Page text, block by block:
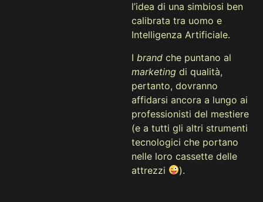
l’idea di una simbiosi ben
calibrata tra uomo e
Intelligenza Artificiale.
I brand che puntano al
marketing di qualità,
pertanto, dovranno
affidarsi ancora a lungo ai
professionisti del mestiere
(e a tutti gli altri strumenti
tecnologici che portano
nelle loro cassette delle
attrezzi
).